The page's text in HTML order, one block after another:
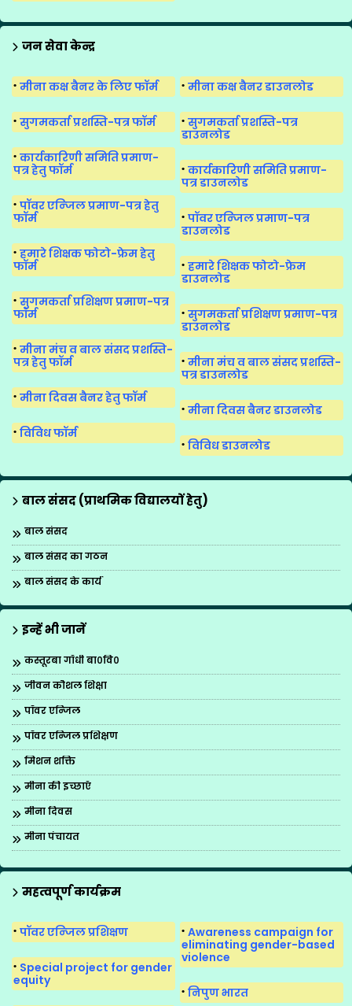
जन सेवा केन्द्र
मीना कक्ष बैनर के लिए फॉर्म मीना कक्ष बैनर डाउनलोड
सुगमकर्ता प्रशस्ति-पत्र फॉर्म
सुगमकर्ता प्रशस्ति-पत्र
डाउनलोड
कार्यकारिणी समिति प्रमाण-
पत्र हेतु फॉर्म
कार्यकारिणी समिति प्रमाण-
पत्र डाउनलोड
पॉवर एन्जिल प्रमाण-पत्र हेतु
फॉर्म
पॉवर एन्जिल प्रमाण-पत्र
डाउनलोड
हमारे शिक्षक फोटो-फ्रेम हेतु
फॉर्म
हमारे शिक्षक फोटो-फ्रेम
डाउनलोड
सुगमकर्ता प्रशिक्षण प्रमाण-पत्र
फॉर्म
सुगमकर्ता प्रशिक्षण प्रमाण-पत्र
डाउनलोड
मीना मंच व बाल संसद प्रशस्ति-
पत्र हेतु फॉर्म
मीना मंच व बाल संसद प्रशस्ति-
पत्र डाउनलोड
मीना दिवस बैनर हेतु फॉर्म
मीना दिवस बैनर डाउनलोड
विविध फॉर्म
विविध डाउनलोड
बाल संसद (प्राथमिक विद्यालयों हेतु)
बाल संसद
बाल संसद का गठन
बाल संसद के कार्य
इन्हें भी जानें
कस्तूरबा गाँधी बा०वि०
जीवन कौशल शिक्षा
पॉवर एन्जिल
पॉवर एन्जिल प्रशिक्षण
मिशन शक्ति
मीना की इच्छाएँ
मीना दिवस
मीना पंचायत
मीना मंच का पुनर्गठन
मीना मंच सुगमकर्ता
महत्वपूर्ण कार्यक्रम
पॉवर एन्जिल प्रशिक्षण
Awareness campaign for
eliminating gender-based
violence
Special project for gender
equity
निपुण भारत